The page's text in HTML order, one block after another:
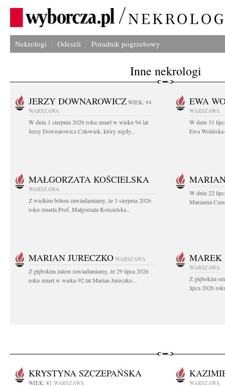
Nekrologi Odeszli Poradnik pogrzebowy
Inne nekrologi
JERZY DOWNAROWICZ WIEK: 94
WARSZAWA
W dniu 1 sierpnia 2026 roku zmarł w wieku 94 lat
Jerzy Downarowicz Człowiek, który nigdy...
EWA
WARSZAWA
W dniu 31
Ewa
MAŁGORZATA KOŚCIELSKA
WARSZAWA
Z wielkim bólem zawiadamiamy, że 3 sierpnia 2026
roku zmarła Prof. Małgorzata Kościelska...
W dniu 22
Marianna
MARIAN JURECZKO WARSZAWA
Z głębokim żalem zawiadamiamy, że 29 lipca 2026
roku zmarł w wieku 92 lat Marian Jureczko...
MAREK
WARSZAWA
Z głębokim
lipca 2026
KRYSTYNA SZCZEPAŃSKA
WIEK: 81 WARSZAWA WARSZAWA